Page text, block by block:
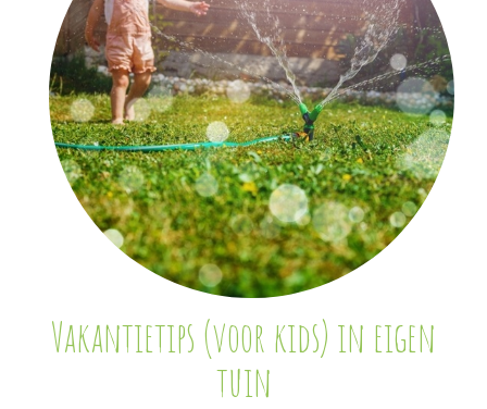
Vakantietips (voor kids) in eigen
tuin